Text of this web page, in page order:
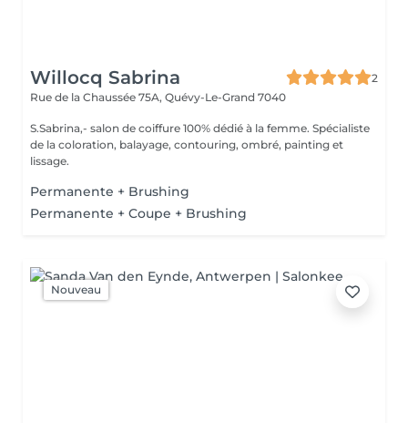
Willocq Sabrina
2
Rue de la Chaussée 75A, Quévy-Le-Grand 7040
S.Sabrina,- salon de coiffure 100% dédié à la femme. Spécialiste
de la coloration, balayage, contouring, ombré, painting et
lissage.
Permanente + Brushing
Permanente + Coupe + Brushing
Nouveau